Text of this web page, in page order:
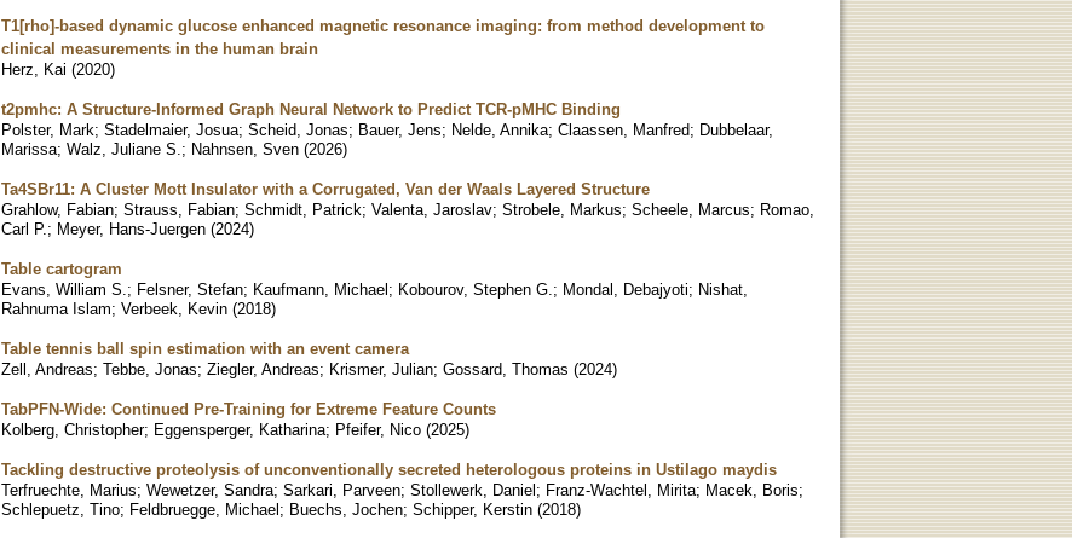
T1[rho]‐based dynamic glucose enhanced magnetic resonance imaging: from method development to
clinical measurements in the human brain
Herz, Kai (2020)
t2pmhc: A Structure-Informed Graph Neural Network to Predict TCR-pMHC Binding
Polster, Mark; Stadelmaier, Josua; Scheid, Jonas; Bauer, Jens; Nelde, Annika; Claassen, Manfred; Dubbelaar,
Marissa; Walz, Juliane S. ; Nahnsen, Sven (2026)
Ta4SBr11: A Cluster Mott Insulator with a Corrugated, Van der Waals Layered Structure
Grahlow, Fabian; Strauss, Fabian; Schmidt, Patrick; Valenta, Jaroslav; Strobele, Markus; Scheele, Marcus; Romao,
Carl P. ; Meyer, Hans-Juergen (2024)
Table cartogram
Evans, William S. ; Felsner, Stefan; Kaufmann, Michael; Kobourov, Stephen G. ; Mondal, Debajyoti; Nishat,
Rahnuma Islam; Verbeek, Kevin (2018)
Table tennis ball spin estimation with an event camera
Zell, Andreas; Tebbe, Jonas; Ziegler, Andreas; Krismer, Julian; Gossard, Thomas (2024)
TabPFN-Wide: Continued Pre-Training for Extreme Feature Counts
Kolberg, Christopher; Eggensperger, Katharina; Pfeifer, Nico (2025)
Tackling destructive proteolysis of unconventionally secreted heterologous proteins in Ustilago maydis
Terfruechte, Marius; Wewetzer, Sandra; Sarkari, Parveen; Stollewerk, Daniel; Franz-Wachtel, Mirita; Macek, Boris;
Schlepuetz, Tino; Feldbruegge, Michael; Buechs, Jochen; Schipper, Kerstin (2018)